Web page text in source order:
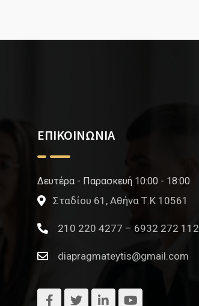
ΕΠΙΚΟΙΝΩΝΙΑ
Δευτέρα - Παρασκευή 10:00 - 18:00
Σταδίου 61, Αθήνα Τ.Κ 10561
210 220 4277 – 6932 272 112
diapragmateytis@gmail.com